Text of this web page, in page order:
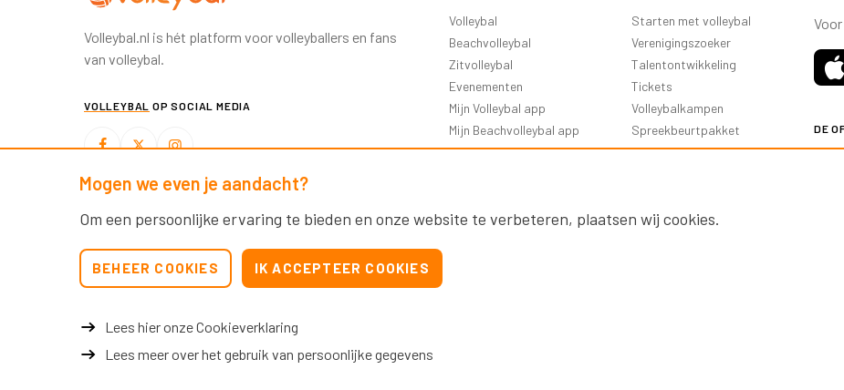
Volleybal.nl is hét platform voor volleyballers en fans
van volleybal.
VOLLEYBAL OP SOCIAL MEDIA
Volleybal
Beachvolleybal
Zitvolleybal
Evenementen
Mijn Volleybal app
Mijn Beachvolleybal app
Starten met volleybal
Verenigingszoeker
Talentontwikkeling
Tickets
Volleybalkampen
Spreekbeurtpakket
Oranje Ambassadeurs
DE
© 2026 Nevobo
Mogen we even je aandacht?
Om een persoonlijke ervaring te bieden en onze website te verbeteren, plaatsen wij cookies.
BEHEER COOKIES IK ACCEPTEER COOKIES
Lees hier onze Cookieverklaring
Lees meer over het gebruik van persoonlijke gegevens